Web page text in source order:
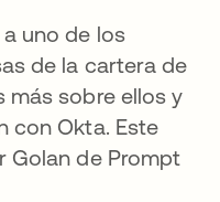
uno de los
de la cartera de
más sobre ellos y
con Okta. Este
Golan de Prompt